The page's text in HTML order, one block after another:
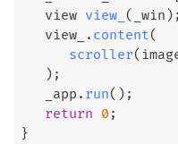
   view
view_ ( _win ) ;
   view_
. content(
scroller(
) ;
   _app
. run( ) ;
return 0 ;
}